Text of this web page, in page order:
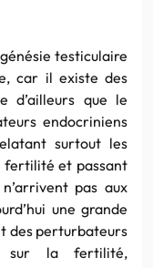
testiculaire
car il existe des
d’ailleurs que le
endocriniens
surtout les
fertilité et passant
pas aux
une grande
des perturbateurs
sur la fertilité,